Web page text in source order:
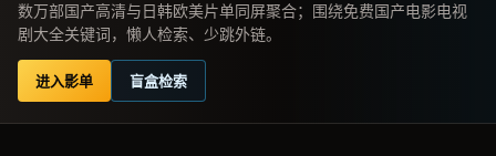
数万部国产高清与日韩欧美片单同屏聚合；围绕免费国产电影电视
剧大全关键词，懒人检索、少跳外链。
进入影单 盲盒检索